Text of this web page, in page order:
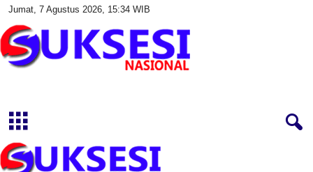
Jumat, 7 Agustus 2026, 15:34 WIB
s
i